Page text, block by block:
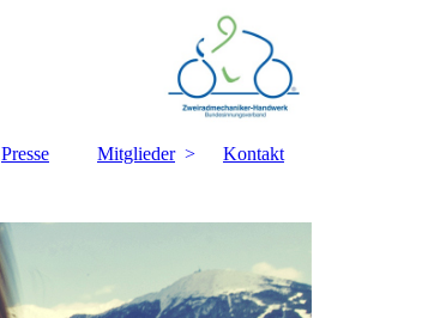
Presse Mitglieder Kontakt